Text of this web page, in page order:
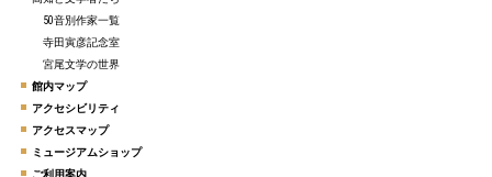
50音別作家一覧
寺田寅彦記念室
宮尾文学の世界
館内マップ
アクセシビリティ
アクセスマップ
ミュージアムショップ
ご利用案内